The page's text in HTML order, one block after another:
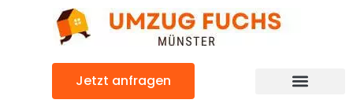
Jetzt anfragen